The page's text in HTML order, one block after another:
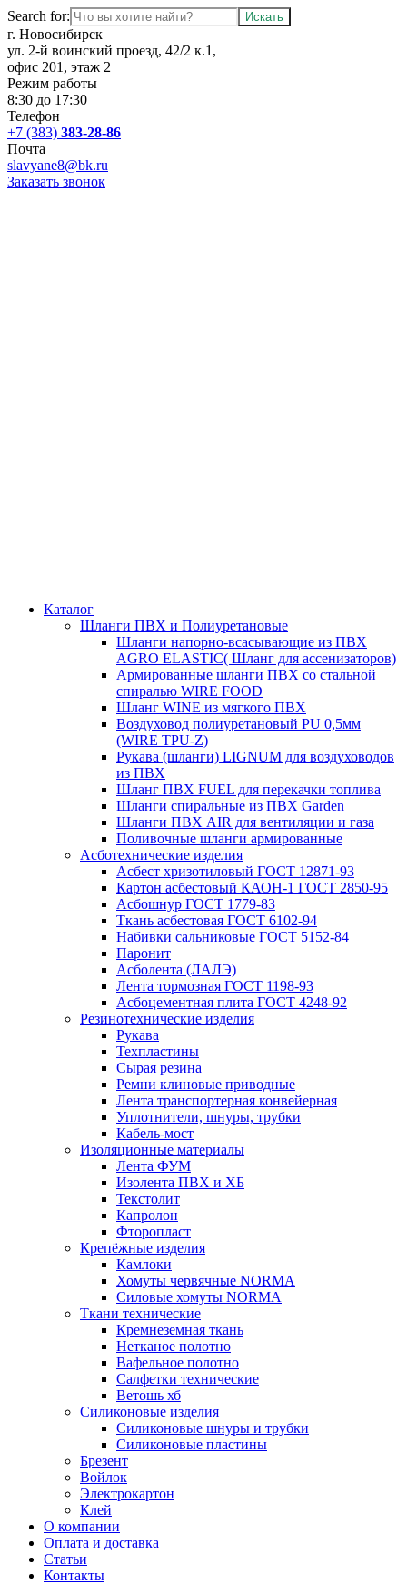
Search for:
г. Новосибирск
ул. 2-й воинский проезд, 42/2 к.1,
офис 201, этаж 2
Режим работы
8:30 до 17:30
Телефон
+7 (383) 383-28-86
Почта
slavyane8@bk.ru
Заказать звонок
Каталог
Шланги ПВХ и Полиуретановые
Шланги напорно-всасывающие из ПВХ
AGRO ELASTIC( Шланг для ассенизаторов)
Армированные шланги ПВХ со стальной
спиралью WIRE FOOD
Шланг WINE из мягкого ПВХ
Воздуховод полиуретановый PU 0,5мм
(WIRE TPU-Z)
Рукава (шланги) LIGNUM для воздуховодов
из ПВХ
Шланг ПВХ FUEL для перекачки топлива
Шланги спиральные из ПВХ Garden
Шланги ПВХ AIR для вентиляции и газа
Поливочные шланги армированные
Асботехнические изделия
Асбест хризотиловый ГОСТ 12871-93
Картон aсбестовый КАОН-1 ГОСТ 2850-95
Асбошнур ГОСТ 1779-83
Ткань асбестовая ГОСТ 6102-94
Набивки сальниковые ГОСТ 5152-84
Паронит
Асболента (ЛАЛЭ)
Лента тормозная ГОСТ 1198-93
Асбоцементная плита ГОСТ 4248-92
Резинотехнические изделия
Рукава
Техпластины
Сырая резина
Ремни клиновые приводные
Лента транспортерная конвейерная
Уплотнители, шнуры, трубки
Кабель-мост
Изоляционные материалы
Лента ФУМ
Изолента ПВХ и ХБ
Текстолит
Капролон
Фторопласт
Крепёжные изделия
Камлоки
Хомуты червячные NORMA
Силовые хомуты NORMA
Ткани технические
Кремнеземная ткань
Нетканое полотно
Вафельное полотно
Салфетки технические
Ветошь хб
Силиконовые изделия
Силиконовые шнуры и трубки
Силиконовые пластины
Брезент
Войлок
Электрокартон
Клей
О компании
Оплата и доставка
Статьи
Контакты